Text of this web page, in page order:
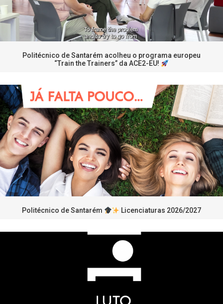
Politécnico de Santarém acolheu o programa europeu
“Train the Trainers” da ACE2-EU!
Politécnico de Santarém Licenciaturas 2026/2027